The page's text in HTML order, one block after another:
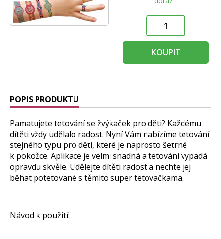
KOUPIT
POPIS PRODUKTU
Pamatujete tetování se žvýkaček pro děti? Každému
dítěti vždy udělalo radost. Nyní Vám nabízíme tetování
stejného typu pro děti, které je naprosto šetrné
k pokožce. Aplikace je velmi snadná a tetování vypadá
opravdu skvěle. Udělejte dítěti radost a nechte jej
běhat potetované s těmito super tetovačkama.
Návod k použití: